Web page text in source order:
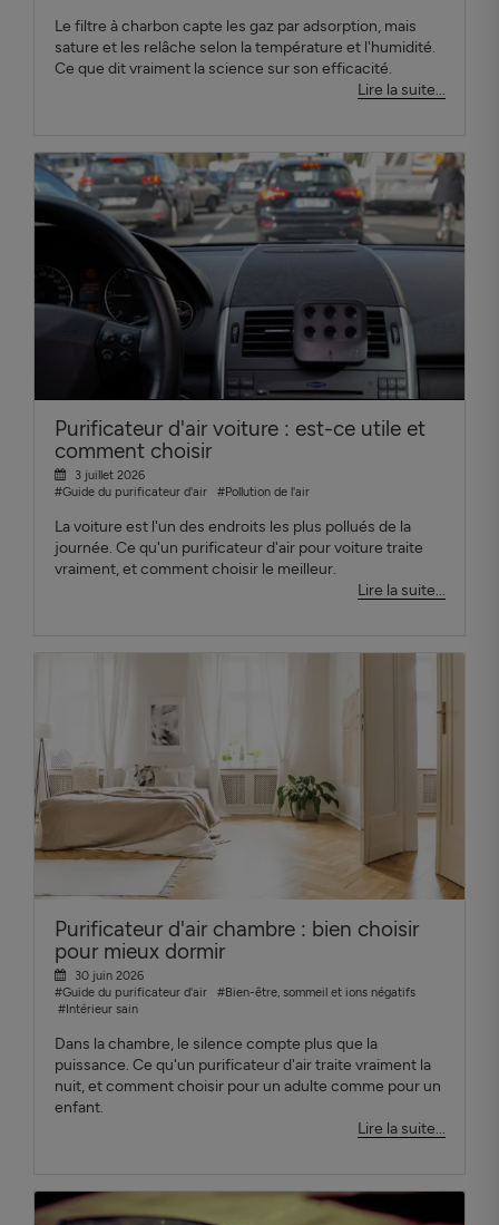
Le filtre à charbon capte les gaz par adsorption, mais
sature et les relâche selon la température et l'humidité.
Ce que dit vraiment la science sur son efficacité.
Lire la suite...
Purificateur d'air voiture : est-ce utile et
comment choisir
3 juillet 2026
#Guide du purificateur d'air
#Pollution de l'air
La voiture est l'un des endroits les plus pollués de la
journée. Ce qu'un purificateur d'air pour voiture traite
vraiment, et comment choisir le meilleur.
Lire la suite...
Purificateur d'air chambre : bien choisir
pour mieux dormir
30 juin 2026
#Guide du purificateur d'air
#Bien-être, sommeil et ions négatifs
#Intérieur sain
Dans la chambre, le silence compte plus que la
puissance. Ce qu'un purificateur d'air traite vraiment la
nuit, et comment choisir pour un adulte comme pour un
enfant.
Lire la suite...